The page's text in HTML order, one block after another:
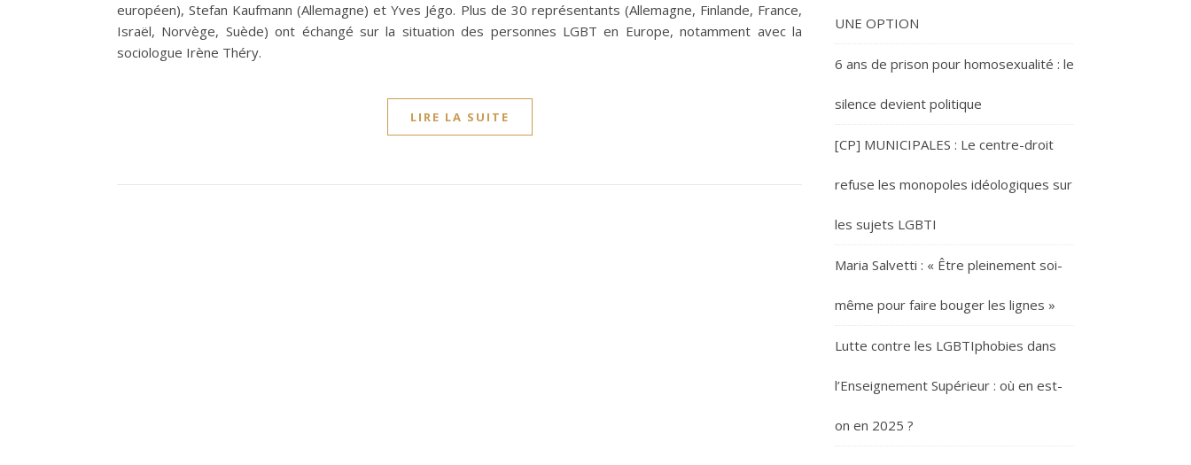
européen), Stefan Kaufmann​ (Allemagne) et Yves Jégo​. Plus de 30 représentants (Allemagne, Finlande, France,
Israël, Norvège, Suède) ont échangé sur la situation des personnes LGBT en Europe, notamment avec la
sociologue Irène Théry​.
LIRE LA SUITE
UNE OPTION
6 ans de prison pour homosexualité : le
silence devient politique
[CP] MUNICIPALES : Le centre-droit
refuse les monopoles idéologiques sur
les sujets LGBTI
Maria Salvetti : « Être pleinement soi-
même pour faire bouger les lignes »
Lutte contre les LGBTIphobies dans
l’Enseignement Supérieur : où en est-
on en 2025 ?